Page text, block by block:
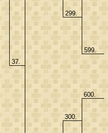
37.
299.
599.
300.
600.